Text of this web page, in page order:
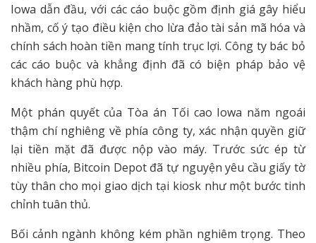
Iowa dẫn đầu, với các cáo buộc gồm định giá gây hiểu
nhầm, cố ý tạo điều kiện cho lừa đảo tài sản mã hóa và
chính sách hoàn tiền mang tính trục lợi. Công ty bác bỏ
các cáo buộc và khẳng định đã có biện pháp bảo vệ
khách hàng phù hợp.
Một phán quyết của Tòa án Tối cao Iowa năm ngoái
thậm chí nghiêng về phía công ty, xác nhận quyền giữ
lại tiền mặt đã được nộp vào máy. Trước sức ép từ
nhiều phía, Bitcoin Depot đã tự nguyện yêu cầu giấy tờ
tùy thân cho mọi giao dịch tại kiosk như một bước tinh
chỉnh tuân thủ.
Bối cảnh ngành không kém phần nghiêm trọng. Theo